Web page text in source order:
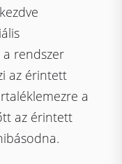
rendszer
az érintett
a
az érintett